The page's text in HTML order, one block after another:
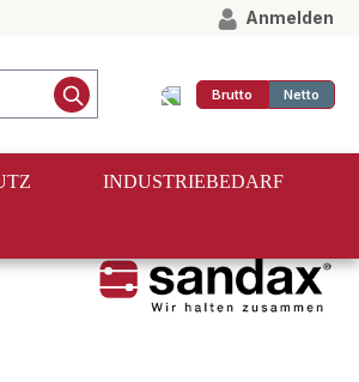
Anmelden
Brutto Netto
INDUSTRIEBEDARF